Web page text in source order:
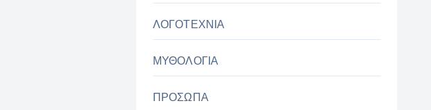
ΛΟΓΟΤΕΧΝΙΑ
ΜΥΘΟΛΟΓΙΑ
ΠΡΟΣΩΠΑ